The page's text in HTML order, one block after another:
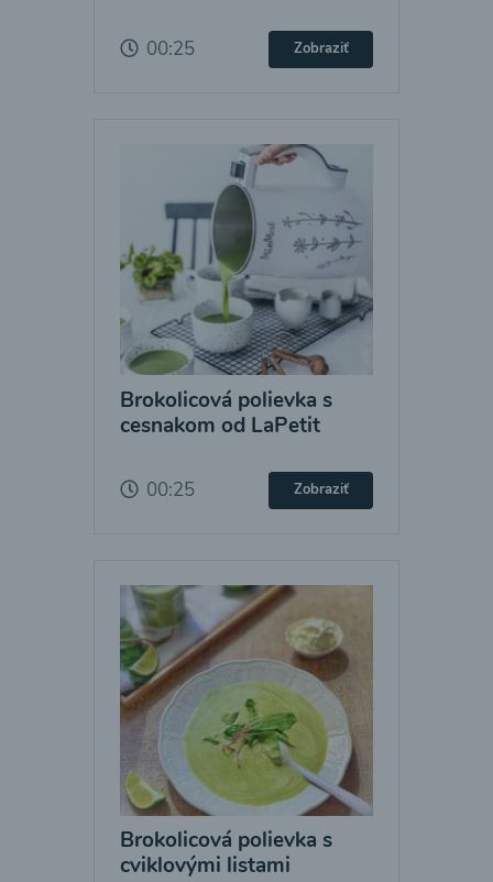
00:25 Zobraziť
Brokolicová polievka s
cesnakom od LaPetit
00:25 Zobraziť
Brokolicová polievka s
cviklovými listami